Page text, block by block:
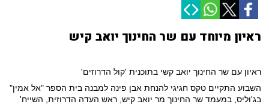
ראיון מיוחד עם שר החינוך יואב קיש
ראיון עם שר החינוך יואב קשי בתוכנית 'קול הדרוזים'
השבוע התקיים טקס חגיגי להנחת אבן פינה למבנה בית הספר "אל אמין"
בג'וליס, במעמד שר החינוך מר יואב קיש, ראש העדה הדרוזית, השייח'